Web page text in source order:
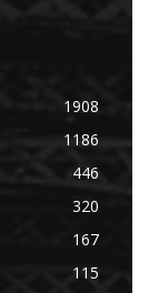
1908
1186
446
320
167
115